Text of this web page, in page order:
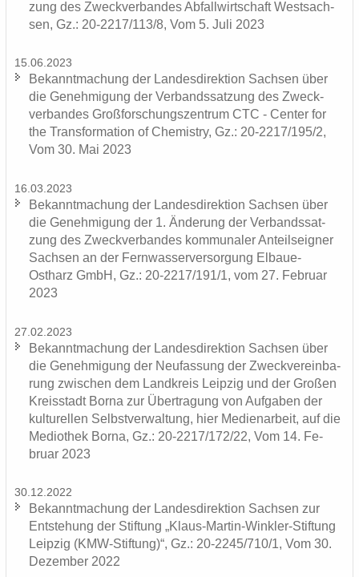
zung des Zweck­ver­ban­des Ab­fall­wirt­schaft West­sach­
sen, Gz.: 20-2217/113/8, Vom 5. Juli 2023
15.06.2023
Be­kannt­ma­chung der Lan­des­di­rek­ti­on Sach­sen über
die Ge­neh­mi­gung der Ver­bands­sat­zung des Zweck­
ver­ban­des Groß­for­schungs­zen­trum CTC - Cen­ter for
the Trans­for­ma­ti­on of Che­mis­try, Gz.: 20-2217/195/2,
Vom 30. Mai 2023
16.03.2023
Be­kannt­ma­chung der Lan­des­di­rek­ti­on Sach­sen über
die Ge­neh­mi­gung der 1. Än­de­rung der Ver­bands­sat­
zung des Zweck­ver­ban­des kom­mu­na­ler An­teils­eig­ner
Sach­sen an der Fern­was­ser­ver­sor­gung Elbaue-​
Ostharz GmbH, Gz.: 20-2217/191/1, vom 27. Fe­bru­ar
2023
27.02.2023
Be­kannt­ma­chung der Lan­des­di­rek­ti­on Sach­sen über
die Ge­neh­mi­gung der Neu­fas­sung der Zweck­ver­ein­ba­
rung zwi­schen dem Land­kreis Leip­zig und der Gro­ßen
Kreis­stadt Borna zur Über­tra­gung von Auf­ga­ben der
kul­tu­rel­len Selbst­ver­wal­tung, hier Me­di­en­ar­beit, auf die
Me­dio­thek Borna, Gz.: 20-2217/172/22, Vom 14. Fe­
bru­ar 2023
30.12.2022
Be­kannt­ma­chung der Lan­des­di­rek­ti­on Sach­sen zur
Ent­ste­hung der Stif­tung „Klaus-​Martin-Winkler-Stiftung
Leip­zig (KMW-​Stiftung)“, Gz.: 20-2245/710/1, Vom 30.
De­zem­ber 2022